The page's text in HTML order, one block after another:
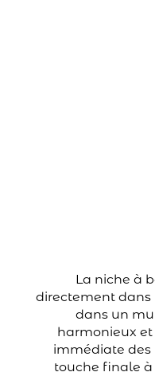
La niche à
directement dans
dans un
harmonieux
immédiate des
touche finale à